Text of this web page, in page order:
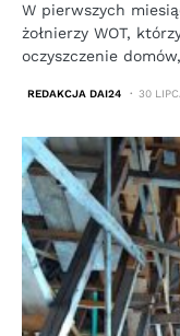
W pierwszych
żołnierzy WOT,
oczyszczenie
REDAKCJA DAI24 30